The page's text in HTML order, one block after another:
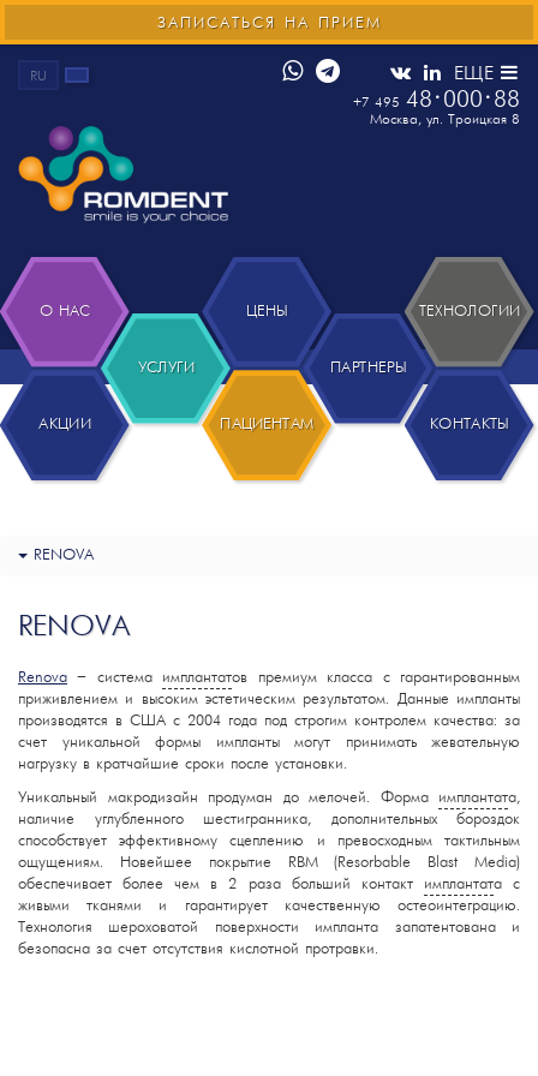
RU ЕЩЕ
+7 495 48 000 88
Москва, ул. Троицкая 8
ЗАПИСАТЬСЯ НА ПРИЕМ
О НАС
АКЦИИ
УСЛУГИ
ПАЦИЕНТАМ
ЦЕНЫ ТЕХНОЛОГИИ
ПАРТНЕРЫ
КОНТАКТЫ
RENOVA
RENOVA
Renova – система имплантатов премиум класса с гарантированным
приживлением и высоким эстетическим результатом. Данные импланты
производятся в США с 2004 года под строгим контролем качества: за
счет уникальной формы импланты могут принимать жевательную
нагрузку в кратчайшие сроки после установки.
Уникальный макродизайн продуман до мелочей. Форма имплантата,
наличие углубленного шестигранника, дополнительных бороздок
способствует эффективному сцеплению и превосходным тактильным
ощущениям. Новейшее покрытие RBM (Resorbable Blast Media)
обеспечивает более чем в 2 раза больший контакт имплантата с
живыми тканями и гарантирует качественную остеоинтеграцию.
Технология шероховатой поверхности импланта запатентована и
безопасна за счет отсутствия кислотной протравки.